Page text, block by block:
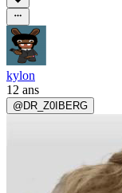
kylon
12 ans
@ DR_Z0IBERG